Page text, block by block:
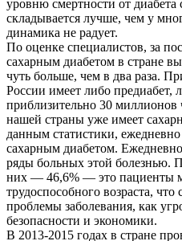
уровню смертности от диабета
складывается лучше, чем у
динамика не радует.
По оценке специалистов, за
сахарным диабетом в стране
чуть больше, чем в два раза.
России имеет либо
приблизительно 30
нашей страны уже имеет
данным статистики,
сахарным диабетом.
ряды больных этой болезнью.
них — 46,6% — это пациенты
трудоспособного возраста, что
проблемы заболевания, как
безопасности и экономики.
В 2013-2015 годах в стране